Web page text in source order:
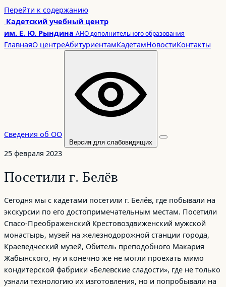
Перейти
к
содержимому
Перейти к содержанию
Кадетский учебный центр
им. Е. Ю. Рындина АНО дополнительного образования
ГлавнаяО центреАбитуриентамКадетамНовостиКонтакты
Сведения об ОО
Версия для слабовидящих
25 февраля 2023
Посетили г. Белёв
Сегодня мы с кадетами посетили г. Белёв, где побывали на
экскурсии по его достопримечательным местам. Посетили
Спасо-Преображенский Крестовоздвиженский мужской
монастырь, музей на железнодорожной станции города,
Краеведческий музей, Обитель преподобного Макария
Жабынского, ну и конечно же не могли проехать мимо
кондитерской фабрики «Белевские сладости», где не только
узнали технологию их изготовления, но и попробывали на